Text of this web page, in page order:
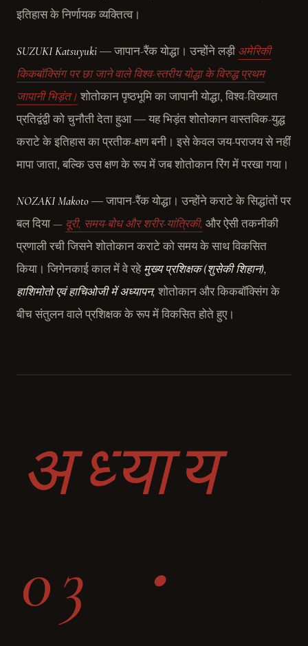
इतिहास के निर्णायक व्यक्तित्व।
SUZUKI Katsuyuki ― जापान-रैंक योद्धा। उन्होंने लड़ी अमेरिकी
किकबॉक्सिंग पर छा जाने वाले विश्व-स्तरीय योद्धा के विरुद्ध प्रथम
जापानी भिड़ंत। शोतोकान पृष्ठभूमि का जापानी योद्धा, विश्व-विख्यात
प्रतिद्वंद्वी को चुनौती देता हुआ ― यह भिड़ंत शोतोकान वास्तविक-युद्ध
कराटे के इतिहास का प्रतीक-क्षण बनी। इसे केवल जय-पराजय से नहीं
मापा जाता, बल्कि उस क्षण के रूप में जब शोतोकान रिंग में परखा गया।
NOZAKI Makoto ― जापान-रैंक योद्धा। उन्होंने कराटे के सिद्धांतों पर
बल दिया — दूरी, समय-बोध और शरीर-यांत्रिकी, और ऐसी तकनीकी
प्रणाली रची जिसने शोतोकान कराटे को समय के साथ विकसित
किया। जिगेनकाई काल में वे रहे मुख्य प्रशिक्षक (शुसेकी शिहान),
हाशिमोतो एवं हाचिओजी में अध्यापन, शोतोकान और किकबॉक्सिंग के
बीच संतुलन वाले प्रशिक्षक के रूप में विकसित होते हुए।
अध्याय
03 ・